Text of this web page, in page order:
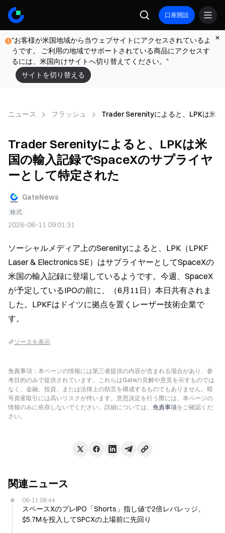
口座開設
"お客様が米国地域から当ウェブサイトにアクセスされているよ
うです。 ご利用の地域でサポートされている商品にアクセスす
るには、米国向けサイトへ切り替えてください。"
サイトを切り替える
ニュース フラッシュ Trader Serenityによると、LPKは米
Trader Serenityによると、LPKは米
国の輸入記録でSpaceXのサプライヤ
ーとして特定された
GateNews
株式
2026-06-11 09:01:31
ソーシャルメディア上のSerenityによると、LPK（LPKF
Laser & Electronics SE）はサプライヤーとしてSpaceXの
米国の輸入記録に登場しているようです。今週、SpaceX
が予定しているIPOの前に、（6月11日）本日共有されま
した。LPKFはドイツに拠点を置くレーザー技術企業で
す。
ソースを表示
免責事項：本ページの情報には第三者提供の内容が含まれる場合があり、参
考目的のみで提供されています。これらはGateの見解や意見を示すものでは
なく、金融、投資、または法律上の助言を構成するものでもありません。暗
号資産取引には高いリスクが伴います。意思決定を行う際には、本ページの
情報のみに依存しないでください。詳細については、 免責事項をご確認くだ
さい。
関連ニュース
06-11 08:44
スペースXのプレIPO「Shorts」指し値で2倍レバレッジ、
$5.7Mを投入してSPCXの上場前に先回り